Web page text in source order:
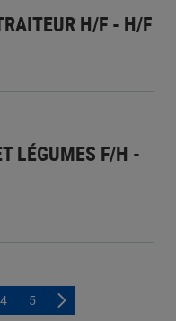
H/F - H/F
LÉGUMES F/H -
4 5